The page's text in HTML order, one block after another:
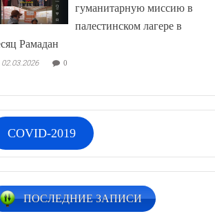
гуманитарную миссию в
палестинском лагере в
Рамадан
02.03.2026 0
COVID-2019
ПОСЛЕДНИЕ ЗАПИСИ